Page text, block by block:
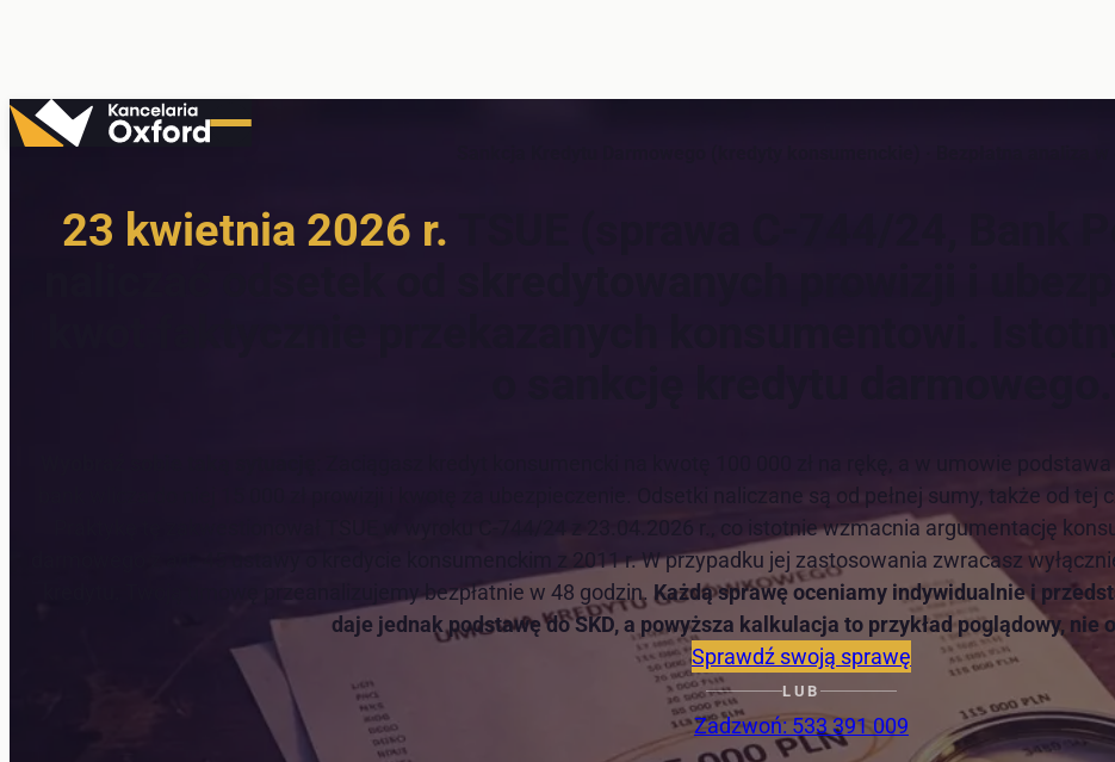
Przejdź
do
23 kwietnia 2026 r.
: Zaciągasz kredyt konsumencki na kwotę 100 000 zł na rękę, a w umowie
bank wlicza do niej 15 000 zł prowizji i kwotę za ubezpieczenie. Odsetki naliczane są od pełnej sumy, także od tej
Praktykę tę zakwestionował TSUE w wyroku C-744/24 z 23.04.2026 r., co istotnie wzmacnia argumentację
darmowego z art. 45 ustawy o kredycie konsumenckim z 2011 r. W przypadku jej zastosowania zwracasz
kredytu. Twoją umowę przeanalizujemy bezpłatnie w 48 godzin. Każdą sprawę oceniamy indywidualnie i
daje jednak podstawę do SKD, a powyższa kalkulacja to przykład poglądowy, nie
Sprawdź swoją sprawę
LUB
Zadzwoń: 533 391 009